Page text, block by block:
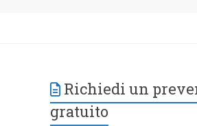
Richiedi un
gratuito